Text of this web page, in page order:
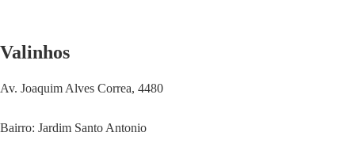
Valinhos
Av. Joaquim Alves Correa, 4480
Bairro: Jardim Santo Antonio